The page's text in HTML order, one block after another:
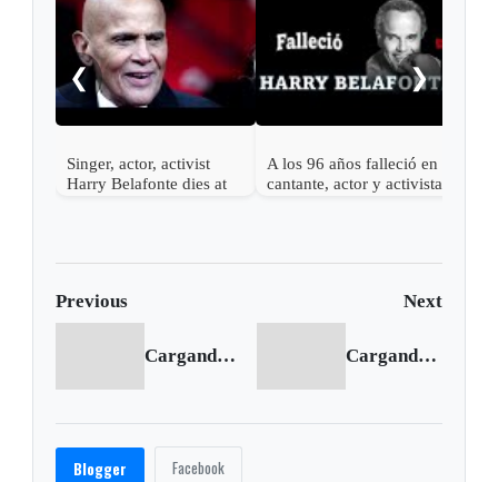
❮
Singer, actor, activist
Harry Belafonte dies at
A los 96 años falleció en
cantante, actor y activista
❯
Previous Next
Cargando anterior... Cargando siguiente...
Blogger Facebook